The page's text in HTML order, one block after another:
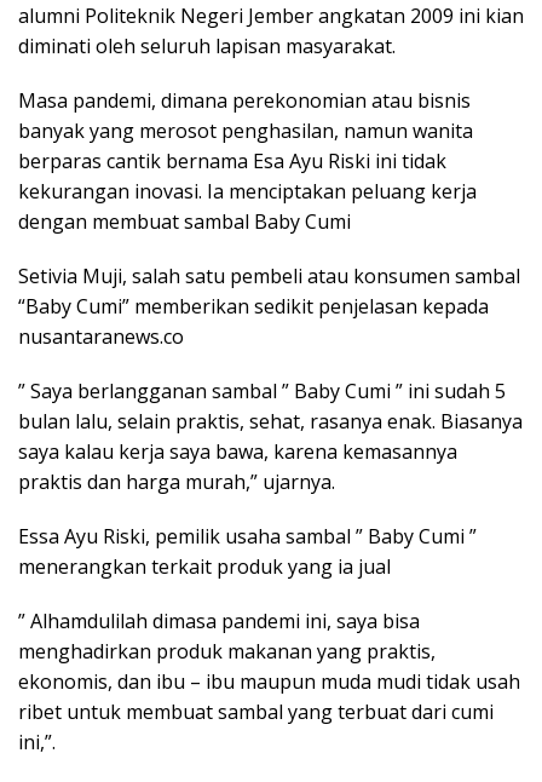
alumni Politeknik Negeri Jember angkatan 2009 ini kian
diminati oleh seluruh lapisan masyarakat.
Masa pandemi, dimana perekonomian atau bisnis
banyak yang merosot penghasilan, namun wanita
berparas cantik bernama Esa Ayu Riski ini tidak
kekurangan inovasi. Ia menciptakan peluang kerja
dengan membuat sambal Baby Cumi
Setivia Muji, salah satu pembeli atau konsumen sambal
“Baby Cumi” memberikan sedikit penjelasan kepada
nusantaranews.co
” Saya berlangganan sambal ” Baby Cumi ” ini sudah 5
bulan lalu, selain praktis, sehat, rasanya enak. Biasanya
saya kalau kerja saya bawa, karena kemasannya
praktis dan harga murah,” ujarnya.
Essa Ayu Riski, pemilik usaha sambal ” Baby Cumi ”
menerangkan terkait produk yang ia jual
” Alhamdulilah dimasa pandemi ini, saya bisa
menghadirkan produk makanan yang praktis,
ekonomis, dan ibu – ibu maupun muda mudi tidak usah
ribet untuk membuat sambal yang terbuat dari cumi
ini,”.